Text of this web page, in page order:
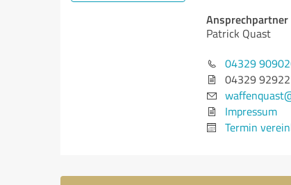
Ansprechpartner
Patrick Quast
04329
04329
Impressum
Termin